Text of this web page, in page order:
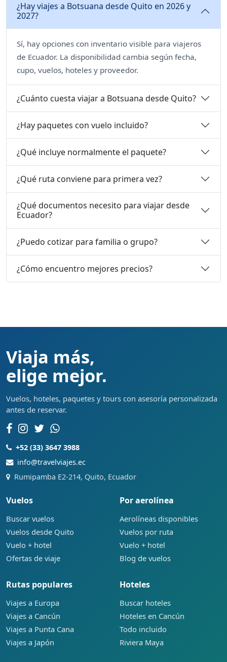
¿Hay viajes a Botsuana desde Quito en 2026 y
2027?
Sí, hay opciones con inventario visible para viajeros
de Ecuador. La disponibilidad cambia según fecha,
cupo, vuelos, hoteles y proveedor.
¿Cuánto cuesta viajar a Botsuana desde Quito?
¿Hay paquetes con vuelo incluido?
¿Qué incluye normalmente el paquete?
¿Qué ruta conviene para primera vez?
¿Qué documentos necesito para viajar desde
Ecuador?
¿Puedo cotizar para familia o grupo?
¿Cómo encuentro mejores precios?
Viaja más,
elige mejor.
Vuelos, hoteles, paquetes y tours con asesoría personalizada
antes de reservar.
+52 (33) 3647 3988
info@travelviajes.ec
Rumipamba E2-214, Quito, Ecuador
Vuelos
Buscar vuelos
Vuelos desde Quito
Vuelo + hotel
Ofertas de viaje
Por aerolínea
Aerolíneas disponibles
Vuelos por ruta
Vuelo + hotel
Blog de vuelos
Rutas populares
Viajes a Europa
Viajes a Cancún
Viajes a Punta Cana
Viajes a Japón
Hoteles
Buscar hoteles
Hoteles en Cancún
Todo incluido
Riviera Maya